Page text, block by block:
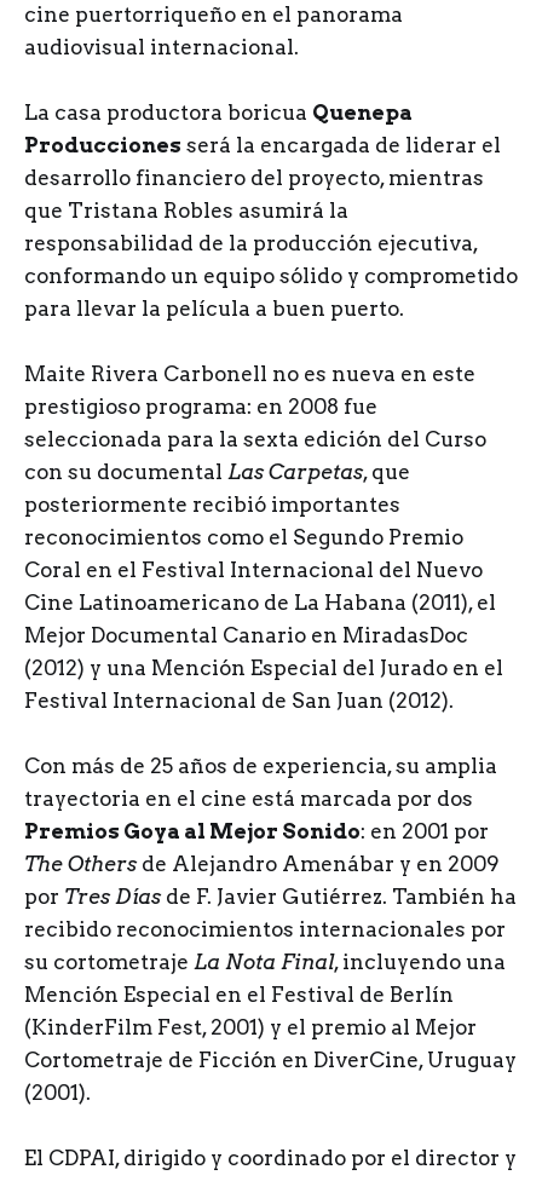
cine puertorriqueño en el panorama
audiovisual internacional.
La casa productora boricua Quenepa
Producciones será la encargada de liderar el
desarrollo financiero del proyecto, mientras
que Tristana Robles asumirá la
responsabilidad de la producción ejecutiva,
conformando un equipo sólido y comprometido
para llevar la película a buen puerto.
Maite Rivera Carbonell no es nueva en este
prestigioso programa: en 2008 fue
seleccionada para la sexta edición del Curso
con su documental Las Carpetas, que
posteriormente recibió importantes
reconocimientos como el Segundo Premio
Coral en el Festival Internacional del Nuevo
Cine Latinoamericano de La Habana (2011), el
Mejor Documental Canario en MiradasDoc
(2012) y una Mención Especial del Jurado en el
Festival Internacional de San Juan (2012).
Con más de 25 años de experiencia, su amplia
trayectoria en el cine está marcada por dos
Premios Goya al Mejor Sonido: en 2001 por
The Othersde Alejandro Amenábar y en 2009
por Tres Díasde F. Javier Gutiérrez. También ha
recibido reconocimientos internacionales por
su cortometraje La Nota Final, incluyendo una
Mención Especial en el Festival de Berlín
(KinderFilm Fest, 2001) y el premio al Mejor
Cortometraje de Ficción en DiverCine, Uruguay
(2001).
El CDPAI, dirigido y coordinado por el director y